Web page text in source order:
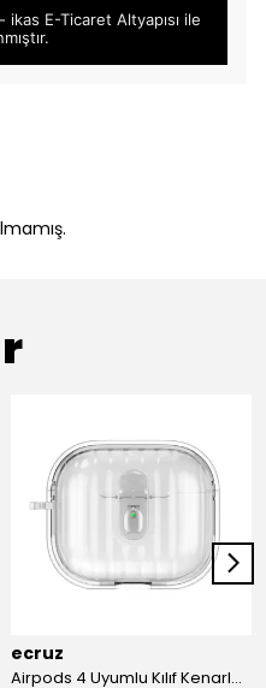
ikas E-Ticaret Altyapısı ile
ecruz
Airpods 4 Uyumlu Kılıf Kenarları Renkli Şeffaf Dilimli Silikon Ecruz Airbag 40 Uyumlu Kılıf